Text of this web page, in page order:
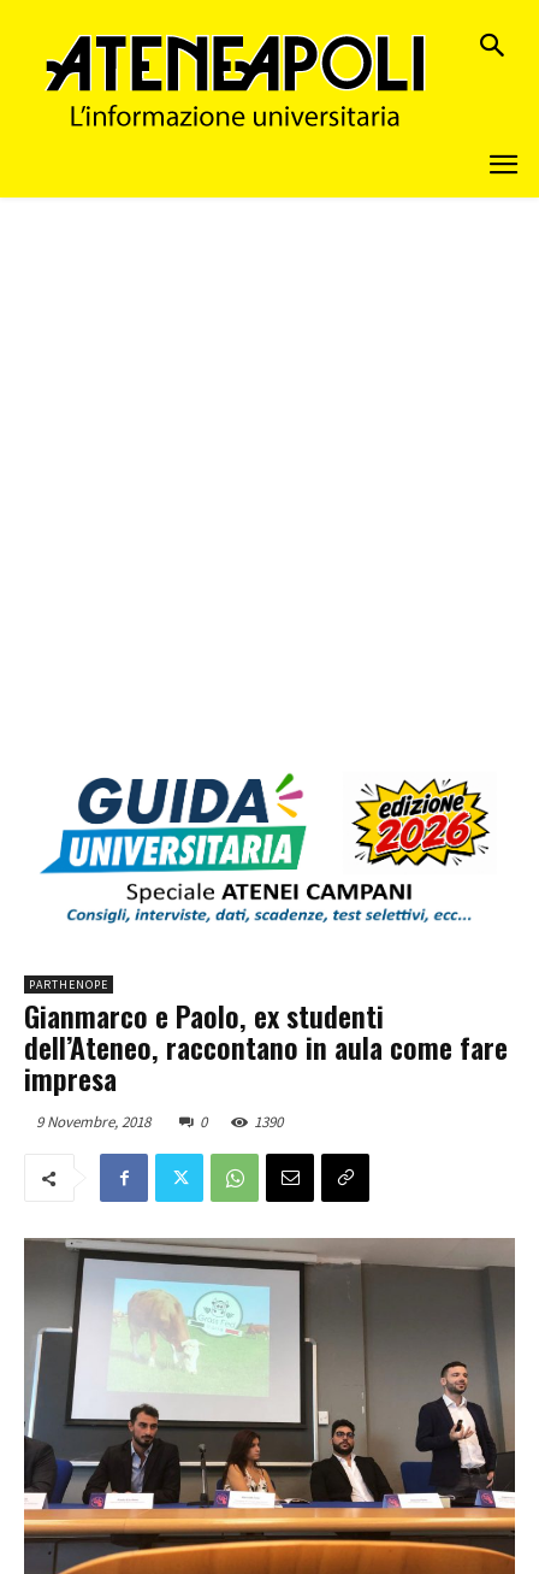
PARTHENOPE
Gianmarco e Paolo, ex studenti
dell’Ateneo, raccontano in aula come fare
impresa
9 Novembre, 2018 0 1390